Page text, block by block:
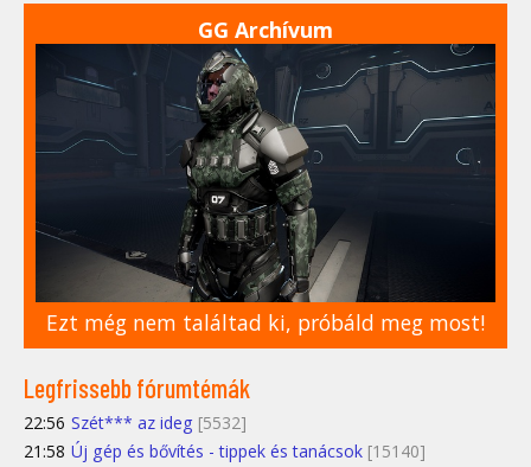
GG Archívum
Ezt még nem találtad ki, próbáld meg most!
Legfrissebb fórumtémák
22:56 Szét*** az ideg [5532]
21:58 Új gép és bővítés - tippek és tanácsok [15140]